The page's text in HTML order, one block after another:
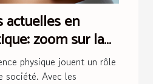
actuelles en
zoom sur la
physique jouent un rôle
société. Avec les